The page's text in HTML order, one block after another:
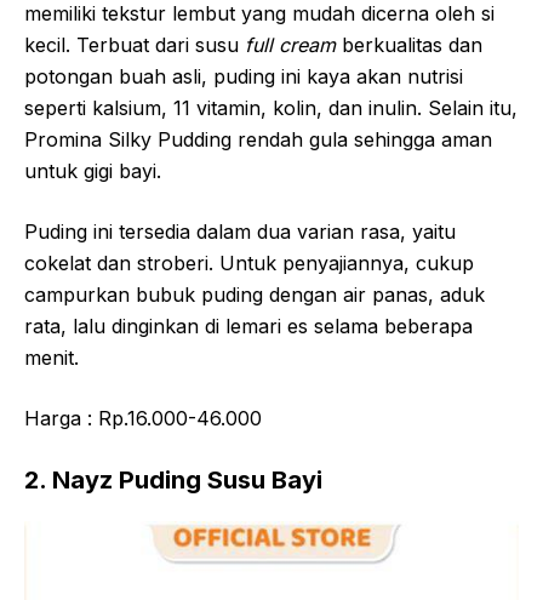
memiliki tekstur lembut yang mudah dicerna oleh si
kecil. Terbuat dari susu full creamberkualitas dan
potongan buah asli, puding ini kaya akan nutrisi
seperti kalsium, 11 vitamin, kolin, dan inulin. Selain itu,
Promina Silky Pudding rendah gula sehingga aman
untuk gigi bayi.
Puding ini tersedia dalam dua varian rasa, yaitu
cokelat dan stroberi. Untuk penyajiannya, cukup
campurkan bubuk puding dengan air panas, aduk
rata, lalu dinginkan di lemari es selama beberapa
menit.
Harga : Rp.16.000-46.000
2. Nayz Puding Susu Bayi